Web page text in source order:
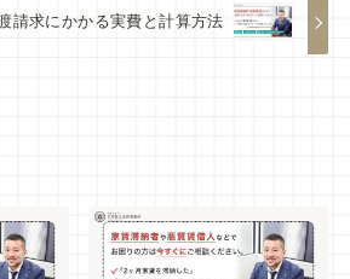
請求にかかる実費と計算方法